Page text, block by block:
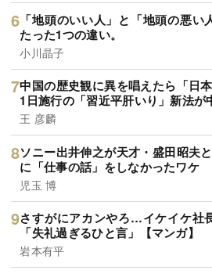
「地頭のいい人」と「地頭の悪い
たった1つの違い。
小川晶子
中国の歴史観に異を唱えたら「日
1日施行の「習近平肝いり」新法が
王 彦麟
ソニー出井伸之が天才・盛田昭夫
に「仕事の話」をしなかったワケ
児玉 博
さすがにアカンやろ…イケイケ社
「失礼過ぎるひと言」【マンガ】
岩本有平